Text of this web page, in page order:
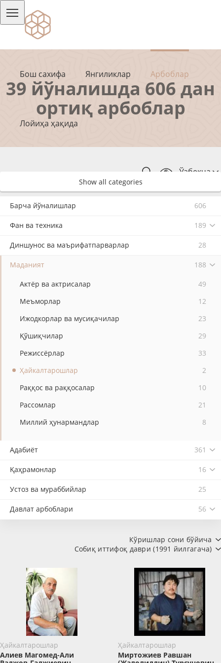
Бош сахифа Янгиликлар Арбоблар
Лойиҳа ҳақида
Ўзбекча
39 йўналишда 606 дан
ортиқ арбоблар
Show all categories
Барча йўналишлар 606
Фан ва техника 189
Диншунос ва маърифатпарварлар 28
Маданият 188
Актёр ва актрисалар
49
Меъморлар
12
Ижодкорлар ва мусиқачилар
23
Қўшиқчилар
29
Режиссёрлар
33
Ҳайкалтарошлар
2
Раққос ва раққосалар
10
Рассомлар
21
Миллий ҳунармандлар
8
Адабиёт 361
Қаҳрамонлар 16
Устоз ва мураббийлар 25
Давлат арбоблари 56
Кўришлар сони бўйича
Собиқ иттифоқ даври (1991 йилгагача)
Ҳайкалтарошлар
Алиев Магомед-Али
Ҳайкалтарошлар
Миртожиев Равшан